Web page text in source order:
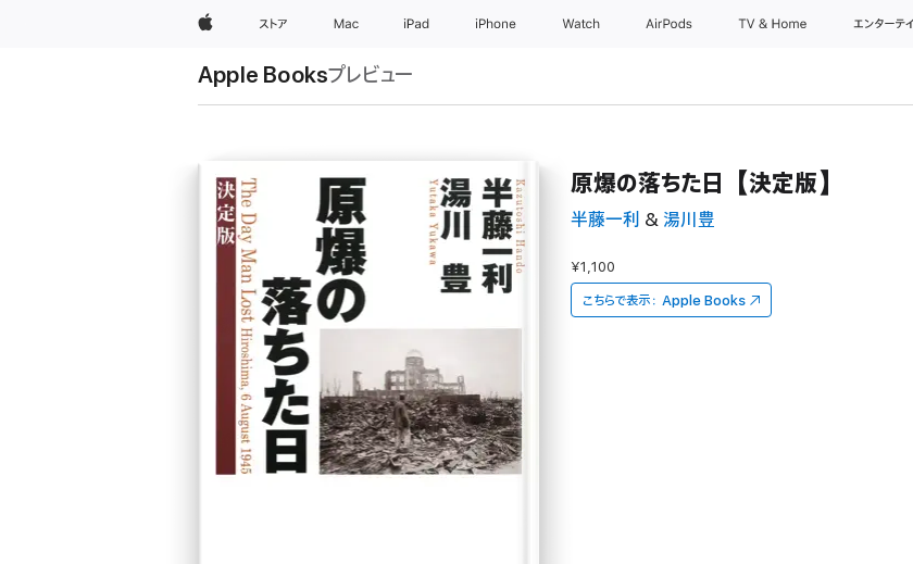
Appleストア Mac iPad iPhone Watch AirPods TV & Home エンターテ
Apple Booksプレビュー
原爆の落ちた日【決定版】
半藤一利 & 湯川豊
¥1,100
こちらで表示： Apple Books